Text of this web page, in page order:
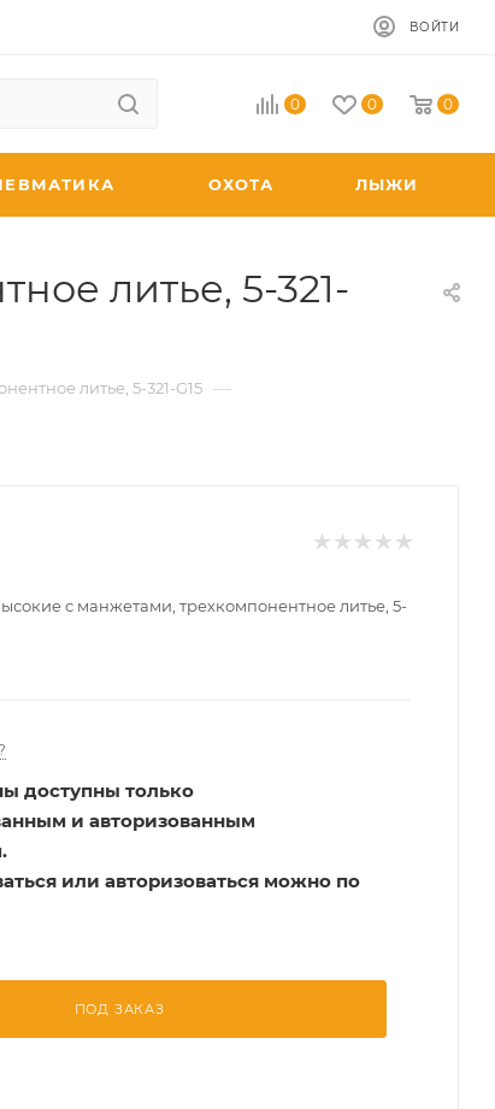
ВОЙТИ
0 0 0
ОХОТА ЛЫЖИ
литье, 5-321-
литье, 5-321-G15 —
с манжетами, трехкомпонентное литье, 5-
доступны только
и авторизованным
или авторизоваться можно по
ПОД ЗАКАЗ